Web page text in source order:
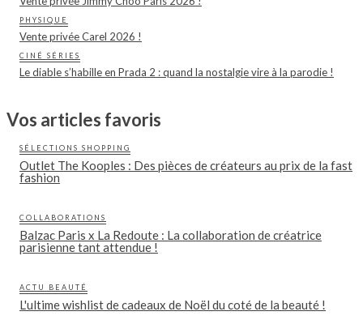
PHYSIQUE
Vente privée Carel 2026 !
CINÉ SÉRIES
Le diable s’habille en Prada 2 : quand la nostalgie vire à la parodie !
Vos articles favoris
SÉLECTIONS SHOPPING
Outlet The Kooples : Des pièces de créateurs au prix de la fast
fashion
COLLABORATIONS
Balzac Paris x La Redoute : La collaboration de créatrice
parisienne tant attendue !
ACTU BEAUTÉ
L'ultime wishlist de cadeaux de Noël du coté de la beauté !